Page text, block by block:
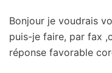
Bonjour je voudrais
puis-je faire, par fax
réponse favorable